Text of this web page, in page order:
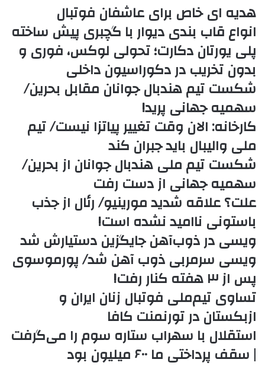
هدیه ای خاص برای عاشفان فوتبال
انواع قاب بندی دیوار با گچبری پیش ساخته
پلی یورتان دکارت؛ تحولی لوکس، فوری و
بدون تخریب در دکوراسیون داخلی
شکست تیم هندبال جوانان مقابل بحرین/
سهمیه جهانی پرید!
کارخانه: الان وقت تغییر پیاتزا نیست/ تیم
ملی والیبال باید جبران کند
شکست تیم ملی هندبال جوانان از بحرین/
سهمیه جهانی از دست رفت
علت؟ علاقه شدید مورینیو/ رئال از جذب
باستونی ناامید نشده است!
ویسی در ذوب‌آهن جایگزین دستیارش شد
ویسی سرمربی ذوب آهن شد/ پورموسوی
پس از ۳ هفته کنار رفت!
تساوی تیم‌ملی فوتبال زنان ایران و
ازبکستان در تورنمنت کافا
استقلال با سهراب ستاره سوم را می‌گرفت
| سقف پرداختی ما ۶۰۰ میلیون بود